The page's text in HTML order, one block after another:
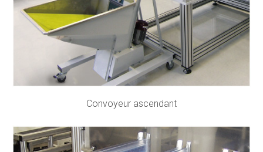
Convoyeur ascendant